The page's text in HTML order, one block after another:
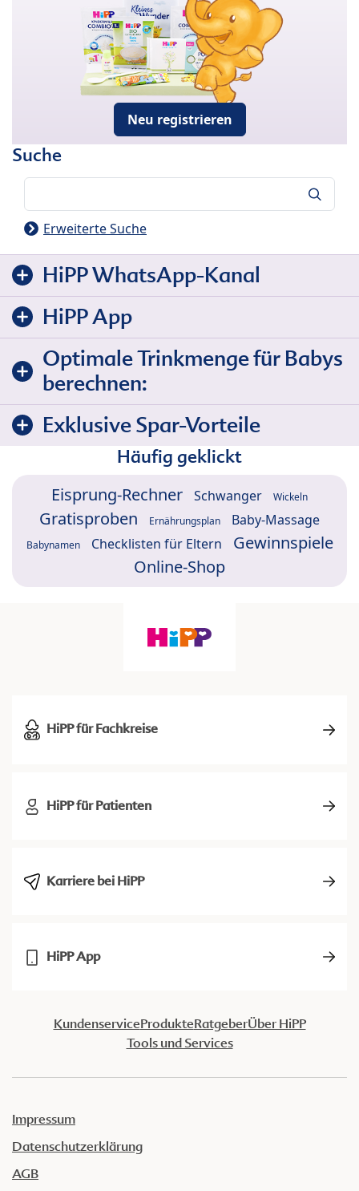
Neu registrieren
Suche
Erweiterte Suche
HiPP WhatsApp-Kanal
HiPP App
Optimale Trinkmenge für Babys
berechnen:
Exklusive Spar-Vorteile
Häufig geklickt
Eisprung-Rechner Schwanger Wickeln
Gratisproben Ernährungsplan Baby-Massage
Babynamen Checklisten für Eltern
Gewinnspiele
Online-Shop
HiPP für Fachkreise
HiPP für Patienten
Karriere bei HiPP
HiPP App
KundenserviceProdukteRatgeberÜber HiPP
Tools und Services
Impressum
Datenschutzerklärung
AGB